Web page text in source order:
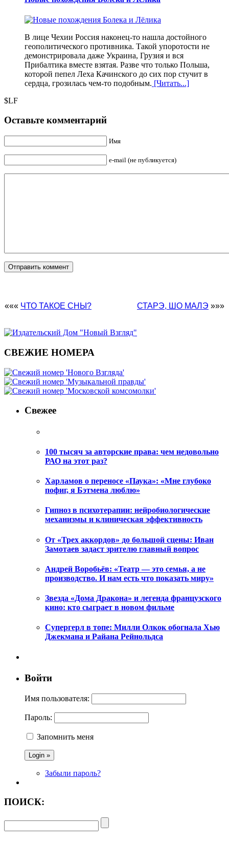
В лице Чехии Россия наконец-то нашла достойного
геополитического противника. Такой упоротости не
демонстрировала даже Украина, Грузия и вся
Прибалтика вместе взятая. Разве что только Польша,
которой пепел Леха Качинского до сих пор стучит в
сердца, грозилась чем-то подобным. [Читать...]
$LF
Оставьте комментарий
Имя
e-mail (не публикуется)
««« ЧТО ТАКОЕ СНЫ? СТАРЭ, ШО МАЛЭ »»»
СВЕЖИЕ НОМЕРА
Свежее
100 тысяч за авторские права: чем недовольно
РАО на этот раз?
Харламов о переносе «Паука»: «Мне глубоко
пофиг, я Бэтмена люблю»
Гипноз в психотерапии: нейробиологические
механизмы и клиническая эффективность
От «Трех аккордов» до большой сцены: Иван
Замотаев задаст зрителю главный вопрос
Андрей Воробьёв: «Театр — это семья, а не
производство. И нам есть что показать миру»
Звезда «Дома Дракона» и легенда французского
кино: кто сыграет в новом фильме
Супергерл в топе: Милли Олкок обогнала Хью
Джекмана и Райана Рейнольдса
Войти
Имя пользователя:
Пароль:
Запомнить меня
Забыли пароль?
ПОИСК: